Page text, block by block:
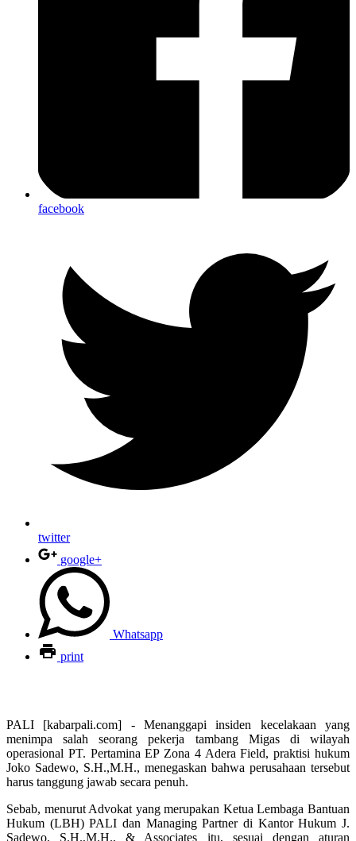
facebook
twitter
google+
Whatsapp
print
PALI [kabarpali.com] - Menanggapi insiden kecelakaan yang
menimpa salah seorang pekerja tambang Migas di wilayah
operasional PT. Pertamina EP Zona 4 Adera Field, praktisi hukum
Joko Sadewo, S.H.,M.H., menegaskan bahwa perusahaan tersebut
harus tanggung jawab secara penuh.
Sebab, menurut Advokat yang merupakan Ketua Lembaga Bantuan
Hukum (LBH) PALI dan Managing Partner di Kantor Hukum J.
Sadewo, S.H.,M.H., & Associates itu, sesuai dengan aturan